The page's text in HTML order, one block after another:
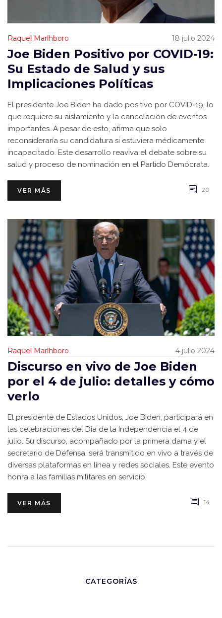
Raquel Marlhboro 18 julio 2024
Joe Biden Positivo por COVID-19:
Su Estado de Salud y sus
Implicaciones Políticas
El presidente Joe Biden ha dado positivo por COVID-19, lo
que requiere su aislamiento y la cancelación de eventos
importantes. A pesar de esto, afirma que solo
reconsideraría su candidatura si estuviera médicamente
incapacitado. Este desarrollo reaviva el debate sobre su
salud y proceso de nominación en el Partido Demócrata.
VER MÁS 20
Raquel Marlhboro 4 julio 2024
Discurso en vivo de Joe Biden
por el 4 de julio: detalles y cómo
verlo
El presidente de Estados Unidos, Joe Biden, participará en
las celebraciones del Día de la Independencia el 4 de
julio. Su discurso, acompañado por la primera dama y el
secretario de Defensa, será transmitido en vivo a través de
diversas plataformas en línea y redes sociales. Este evento
honra a las familias militares en servicio.
VER MÁS 14
CATEGORÍAS